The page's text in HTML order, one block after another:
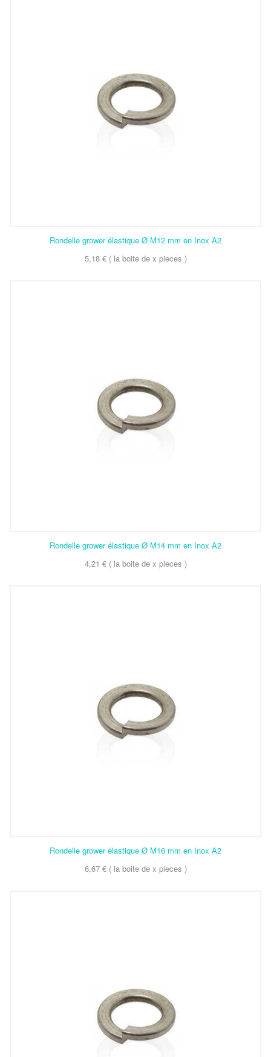
Rondelle grower élastique Ø M12 mm en Inox A2
5,18 € ( la boite de x pieces )
Rondelle grower élastique Ø M14 mm en Inox A2
4,21 € ( la boite de x pieces )
Rondelle grower élastique Ø M16 mm en Inox A2
6,67 € ( la boite de x pieces )